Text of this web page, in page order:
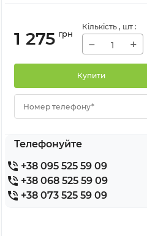
1 275 грн
Кількість , шт :
− +
Купити
Номер телефону*
Телефонуйте
+38 095 525 59 09
+38 068 525 59 09
+38 073 525 59 09